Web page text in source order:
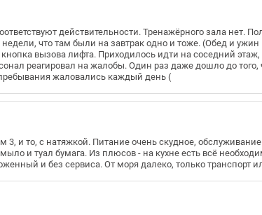
действительности. Тренажёрного зала нет.
что там были на завтрак одно и тоже. (Обед и
кнопка вызова лифта. Приходилось идти на соседний
реагировал на жалобы. Один раз даже дошло до
жаловались каждый день (
3, и то, с натяжкой. Питание очень скудное,
и туал бумага. Из плюсов - на кухне есть всё
и без сервиса. От моря далеко, только транспорт